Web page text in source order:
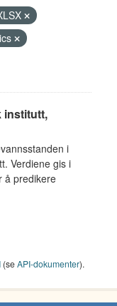
institutt,
i
Verdiene gis i
å predikere
(seAPI-dokumenter).